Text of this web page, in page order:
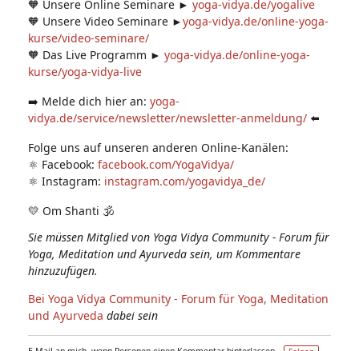
🧡 Unsere Online Seminare ► yoga-vidya.de/yogalive
🧡 Unsere Video Seminare ►yoga-vidya.de/online-yoga-
kurse/video-seminare/
🧡 Das Live Programm ► yoga-vidya.de/online-yoga-
kurse/yoga-vidya-live
➡️ Melde dich hier an: yoga-
vidya.de/service/newsletter/newsletter-anmeldung/ ⬅️
Folge uns auf unseren anderen Online-Kanälen:
⚛️ Facebook: facebook.com/YogaVidya/
⚛️ Instagram: instagram.com/yogavidya_de/
💛 Om Shanti 🕉
Sie müssen Mitglied von Yoga Vidya Community - Forum für
Yoga, Meditation und Ayurveda sein, um Kommentare
hinzuzufügen.
Bei Yoga Vidya Community - Forum für Yoga, Meditation
und Ayurveda dabei sein